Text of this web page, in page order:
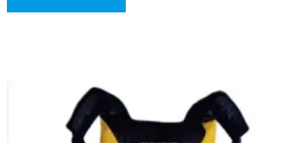
удовлетворения строгих требований
специализированных воздушных операций. T175-340 —
это надежное решение для тактических вставок,
скрытного проникновения и логистической поддержки в